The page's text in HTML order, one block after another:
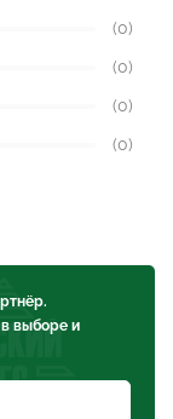
(0)
(0)
(0)
(0)
выборе и